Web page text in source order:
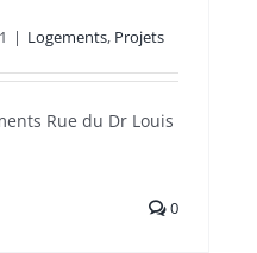
| Logements, Projets
Rue du Dr Louis
0